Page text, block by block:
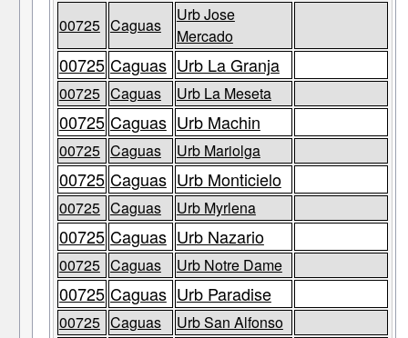
00725 Caguas
Urb Jose
Mercado
00725 Caguas Urb La Granja
00725 Caguas Urb La Meseta
00725 Caguas Urb Machin
00725 Caguas Urb Mariolga
00725 Caguas Urb Monticielo
00725 Caguas Urb Myrlena
00725 Caguas Urb Nazario
00725 Caguas Urb Notre Dame
00725 Caguas Urb Paradise
00725 Caguas Urb San Alfonso